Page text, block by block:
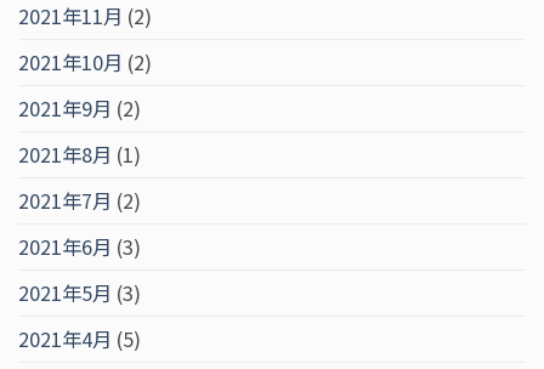
2021年11月 (2)
2021年10月 (2)
2021年9月 (2)
2021年8月 (1)
2021年7月 (2)
2021年6月 (3)
2021年5月 (3)
2021年4月 (5)